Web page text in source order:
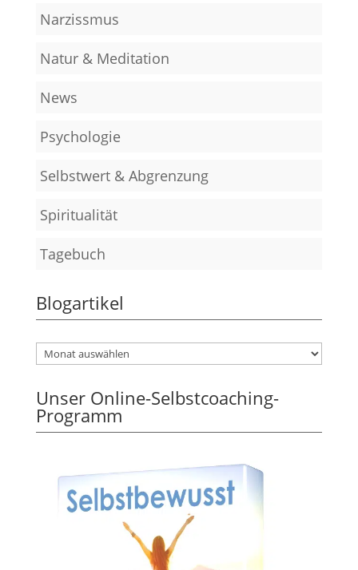
Narzissmus
Natur & Meditation
News
Psychologie
Selbstwert & Abgrenzung
Spiritualität
Tagebuch
Blogartikel
Unser Online-Selbstcoaching-
Programm